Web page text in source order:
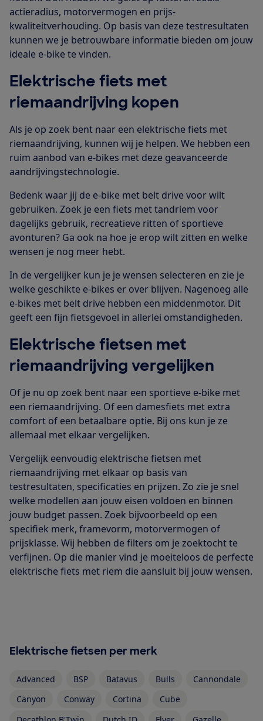
actieradius, motorvermogen en prijs-
kwaliteitverhouding. Op basis van deze testresultaten
kunnen we je betrouwbare informatie bieden om jouw
ideale e-bike te vinden.
Elektrische fiets met
riemaandrijving kopen
Als je op zoek bent naar een elektrische fiets met
riemaandrijving, kunnen wij je helpen. We hebben een
ruim aanbod van e-bikes met deze geavanceerde
aandrijvingstechnologie.
Bedenk waar jij de e-bike met belt drive voor wilt
gebruiken. Zoek je een fiets met tandriem voor
dagelijks gebruik, recreatieve ritten of sportieve
avonturen? Ga ook na hoe je erop wilt zitten en welke
wensen je nog meer hebt.
In de vergelijker kun je je wensen selecteren en zie je
welke geschikte e-bikes er over blijven. Nagenoeg alle
e-bikes met belt drive hebben een middenmotor. Dit
geeft een fijn fietsgevoel in allerlei omstandigheden.
Elektrische fietsen met
riemaandrijving vergelijken
Of je nu op zoek bent naar een sportieve e-bike met
een riemaandrijving. Of een damesfiets met extra
comfort of een betaalbare optie. Bij ons kun je ze
allemaal met elkaar vergelijken.
Vergelijk eenvoudig elektrische fietsen met
riemaandrijving met elkaar op basis van
testresultaten, specificaties en prijzen. Zo zie je snel
welke modellen aan jouw eisen voldoen en binnen
jouw budget passen. Zoek bijvoorbeeld op een
specifiek merk, framevorm, motorvermogen of
prijsklasse. Wij hebben de filters om je zoektocht te
verfijnen. Op die manier vind je moeiteloos de perfecte
elektrische fiets met riem die aansluit bij jouw wensen.
Elektrische fietsen per merk
Advanced BSP Batavus Bulls
Cannondale
Canyon
Conway Cortina
Cube